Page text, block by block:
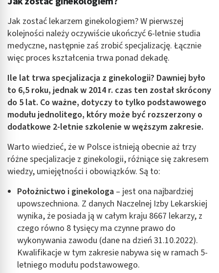
Jak zostać lekarzem ginekologiem? W pierwszej
kolejności należy oczywiście ukończyć 6-letnie studia
medyczne, następnie zaś zrobić specjalizację. Łącznie
więc proces kształcenia trwa ponad dekadę.
Ile lat trwa specjalizacja z ginekologii? Dawniej było
to 6,5 roku, jednak w 2014 r. czas ten został skrócony
do 5 lat. Co ważne, dotyczy to tylko podstawowego
modułu jednolitego, który może być rozszerzony o
dodatkowe 2-letnie szkolenie w węższym zakresie.
Warto wiedzieć, że w Polsce istnieją obecnie aż trzy
różne specjalizacje z ginekologii, różniące się zakresem
wiedzy, umiejętności i obowiązków. Są to:
Położnictwo i ginekologa – jest ona najbardziej
upowszechniona. Z danych Naczelnej Izby Lekarskiej
wynika, że posiada ją w całym kraju 8667 lekarzy, z
czego równo 8 tysięcy ma czynne prawo do
wykonywania zawodu (dane na dzień 31.10.2022).
Kwalifikacje w tym zakresie nabywa się w ramach 5-
letniego modułu podstawowego.